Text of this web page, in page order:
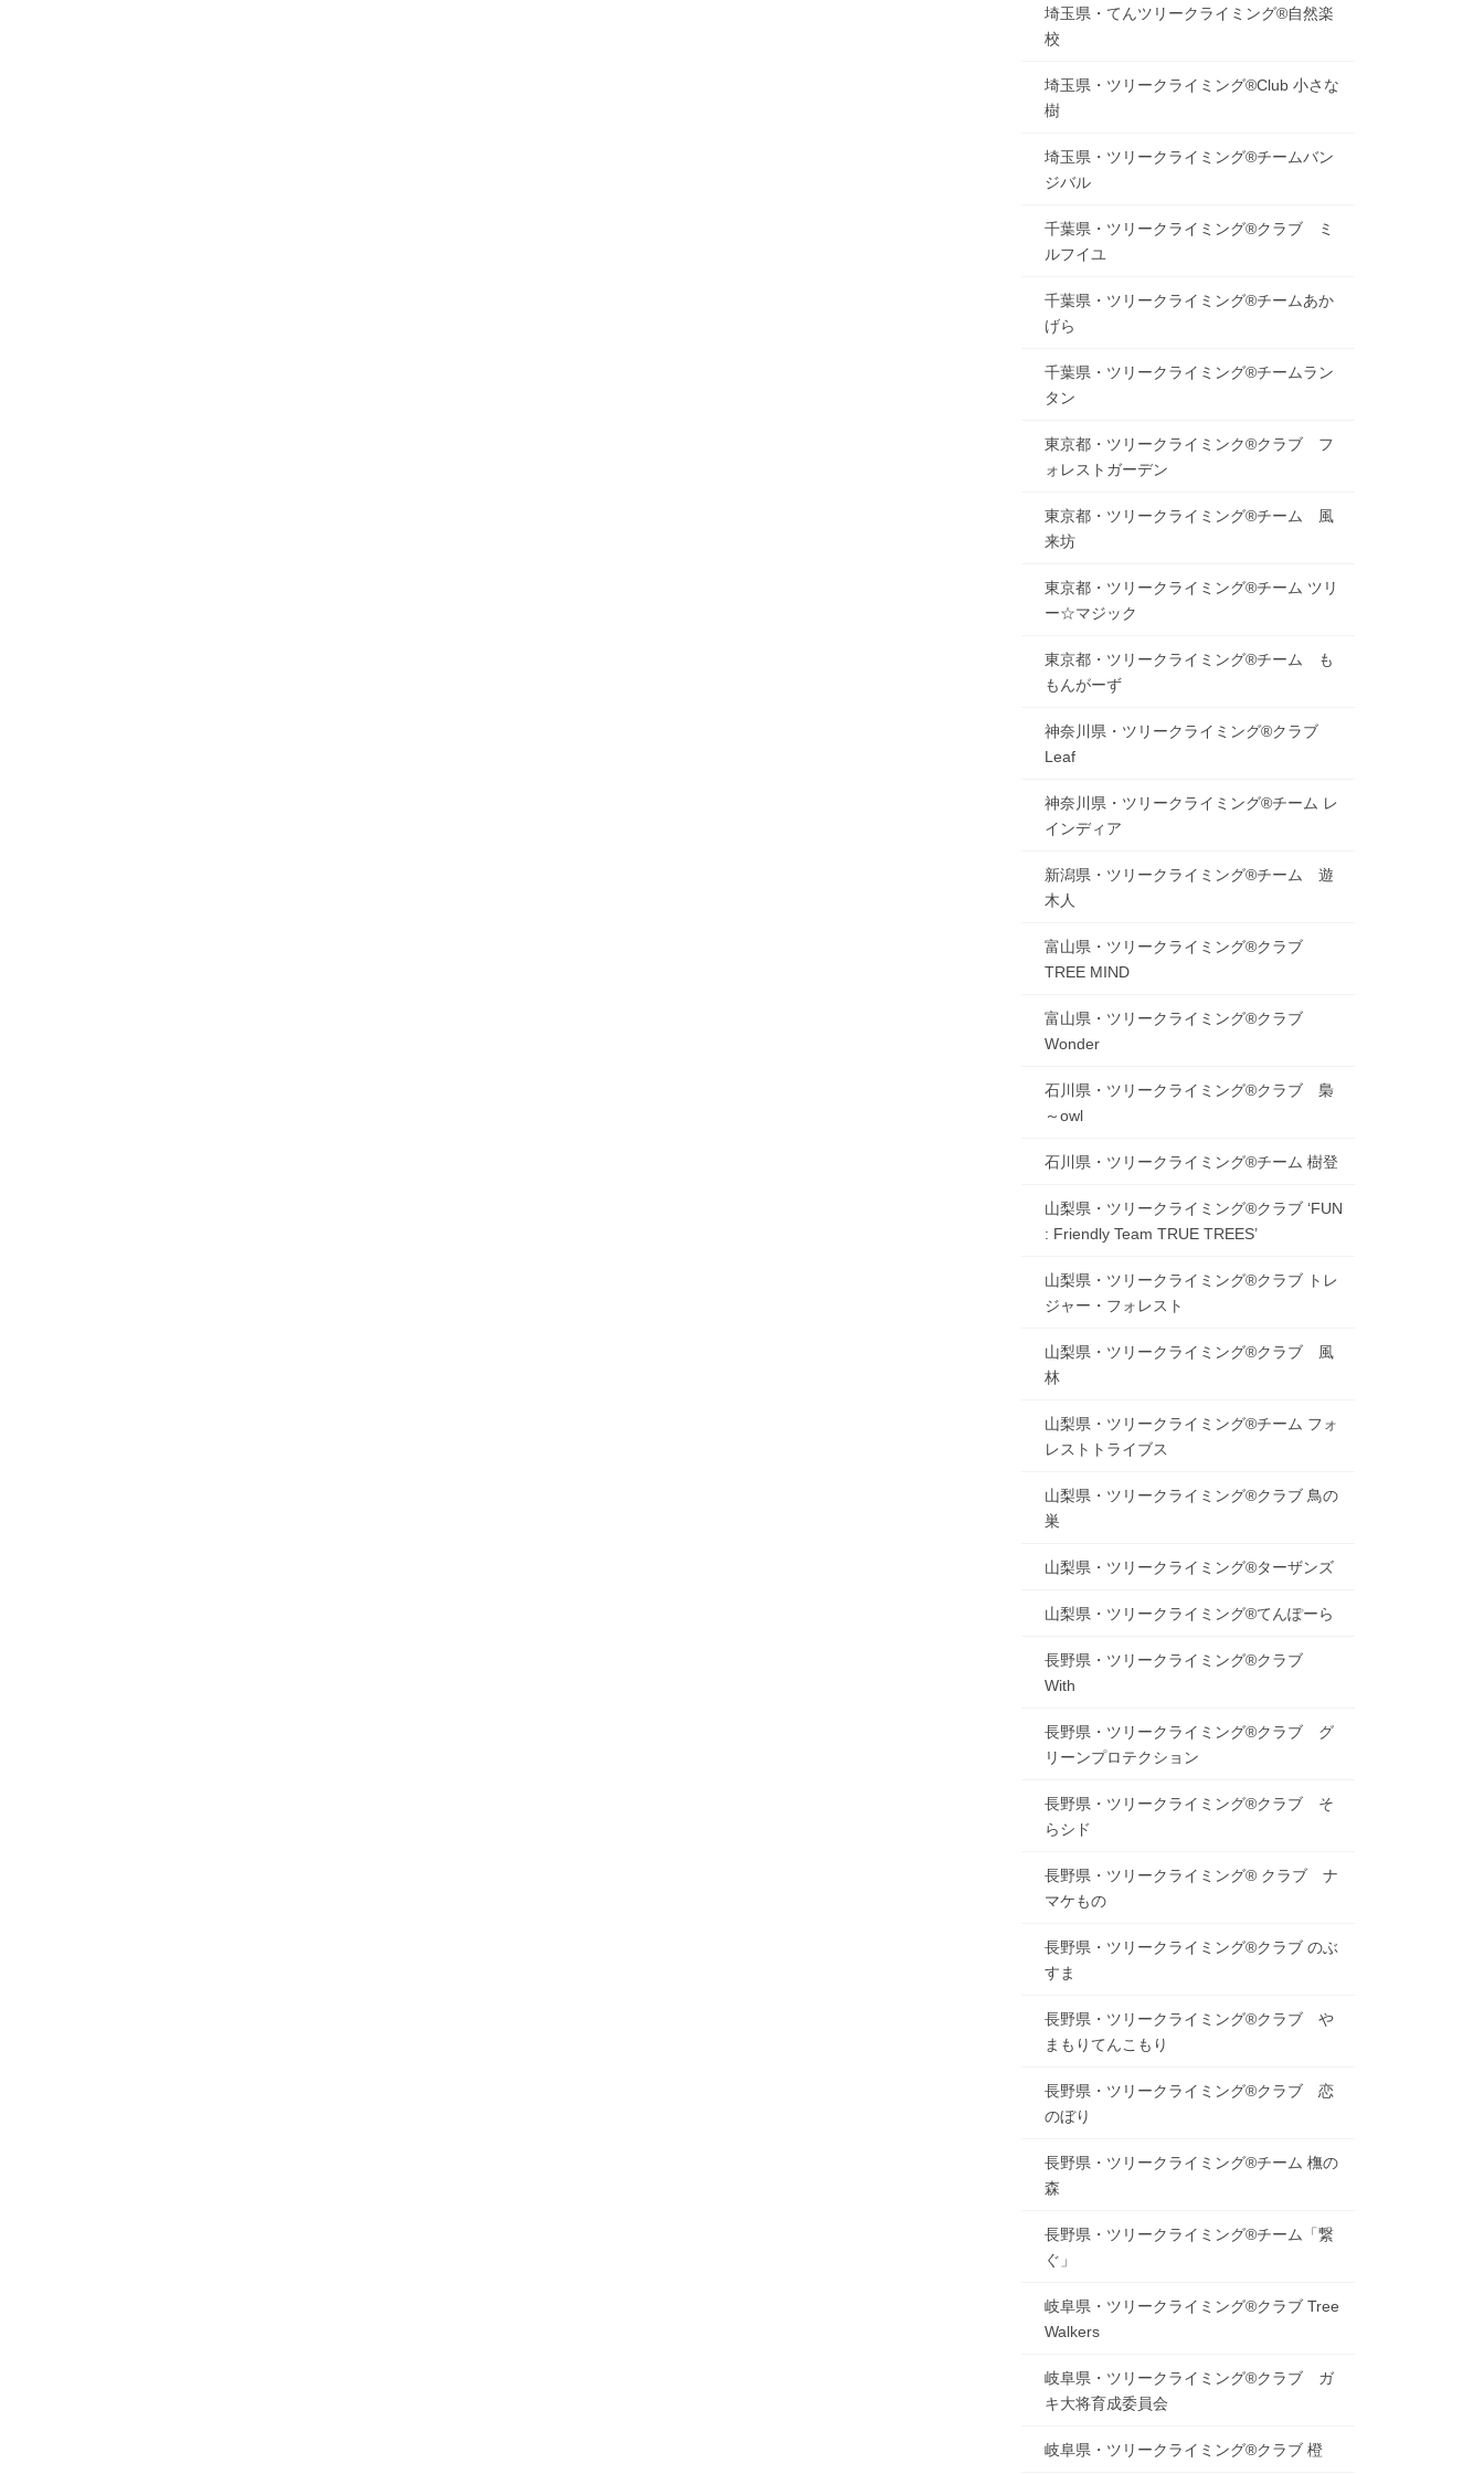
埼玉県・てんツリークライミング®自然楽
校
埼玉県・ツリークライミング®Club 小さな
樹
埼玉県・ツリークライミング®チームバン
ジバル
千葉県・ツリークライミング®クラブ ミ
ルフイユ
千葉県・ツリークライミング®チームあか
げら
千葉県・ツリークライミング®チームラン
タン
東京都・ツリークライミンク®クラブ フ
ォレストガーデン
東京都・ツリークライミング®チーム 風
来坊
東京都・ツリークライミング®チーム ツリ
ー☆マジック
東京都・ツリークライミング®チーム も
もんがーず
神奈川県・ツリークライミング®クラブ
Leaf
神奈川県・ツリークライミング®チーム レ
インディア
新潟県・ツリークライミング®チーム 遊
木人
富山県・ツリークライミング®クラブ
TREE MIND
富山県・ツリークライミング®クラブ
Wonder
石川県・ツリークライミング®クラブ 梟
～owl
石川県・ツリークライミング®チーム 樹登
山梨県・ツリークライミング®クラブ ‘FUN
: Friendly Team TRUE TREES’
山梨県・ツリークライミング®クラブ トレ
ジャー・フォレスト
山梨県・ツリークライミング®クラブ 風
林
山梨県・ツリークライミング®チーム フォ
レストトライブス
山梨県・ツリークライミング®クラブ 鳥の
巣
山梨県・ツリークライミング®ターザンズ
山梨県・ツリークライミング®てんぽーら
長野県・ツリークライミング®クラブ
With
長野県・ツリークライミング®クラブ グ
リーンプロテクション
長野県・ツリークライミング®クラブ そ
らシド
長野県・ツリークライミング® クラブ ナ
マケもの
長野県・ツリークライミング®クラブ のぶ
すま
長野県・ツリークライミング®クラブ や
まもりてんこもり
長野県・ツリークライミング®クラブ 恋
のぼり
長野県・ツリークライミング®チーム 橅の
森
長野県・ツリークライミング®チーム「繋
ぐ」
岐阜県・ツリークライミング®クラブ Tree
Walkers
岐阜県・ツリークライミング®クラブ ガ
キ大将育成委員会
岐阜県・ツリークライミング®クラブ 橙